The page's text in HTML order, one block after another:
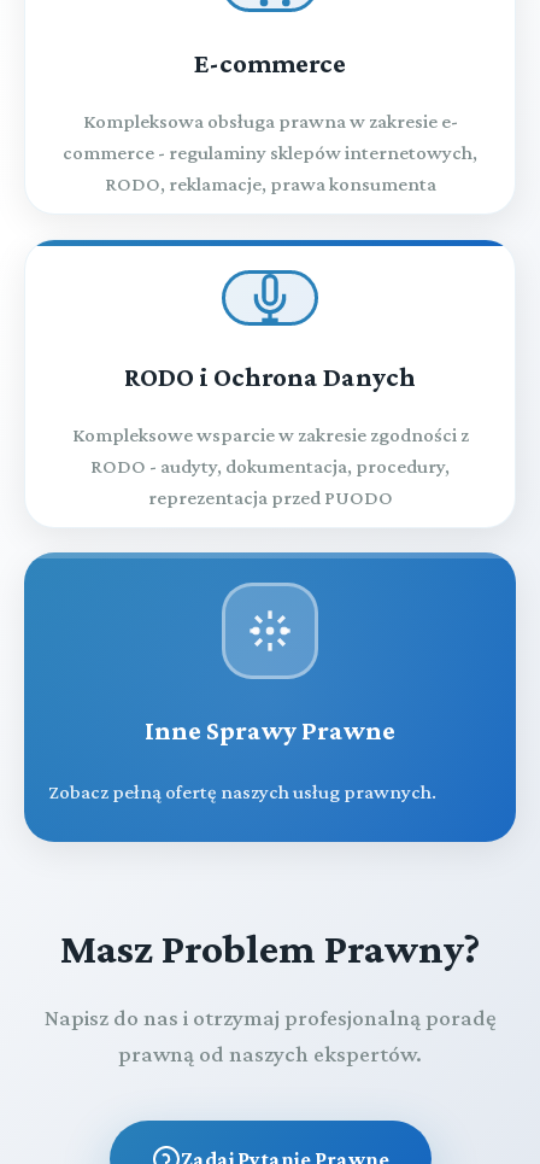
E-commerce
Kompleksowa obsługa prawna w zakresie e-
commerce - regulaminy sklepów internetowych,
RODO, reklamacje, prawa konsumenta
RODO i Ochrona Danych
Kompleksowe wsparcie w zakresie zgodności z
RODO - audyty, dokumentacja, procedury,
reprezentacja przed PUODO
Inne Sprawy Prawne
Zobacz pełną ofertę naszych usług prawnych.
Masz Problem Prawny?
Napisz do nas i otrzymaj profesjonalną poradę
prawną od naszych ekspertów.
Zadaj Pytanie Prawne